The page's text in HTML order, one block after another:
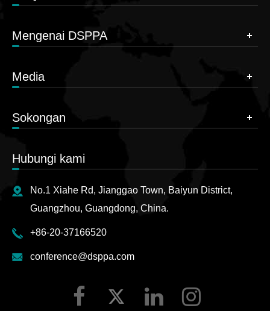
Mengenai DSPPA
Media
Sokongan
Hubungi kami
No.1 Xiahe Rd, Jianggao Town, Baiyun District,
Guangzhou, Guangdong, China.
+86-20-37166520
conference@dsppa.com